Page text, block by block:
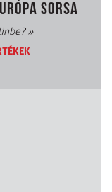
SORSA
»